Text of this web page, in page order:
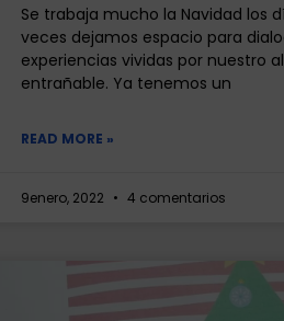
Se trabaja mucho la Navidad los
veces dejamos espacio para
experiencias vividas por nuestro
entrañable. Ya tenemos un
READ MORE »
9enero, 2022 4 comentarios